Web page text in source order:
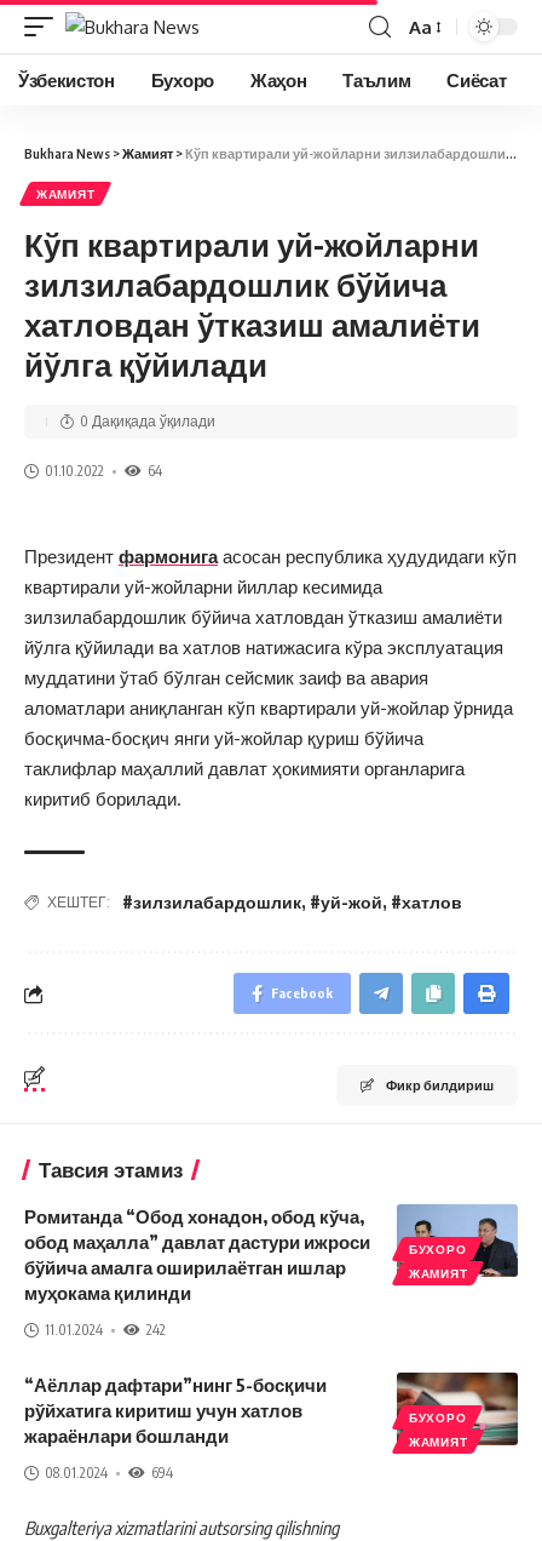
Aa
Ўзбекистон Бухоро Жаҳон Таълим Сиёсат
Bukhara News >Жамият >Кўп квартирали уй-жойларни зилзилабардошлик бўйича хатловдан ўтказиш амалиёти йўлга қўйилади
ЖАМИЯТ
Кўп квартирали уй-жойларни
зилзилабардошлик бўйича
хатловдан ўтказиш амалиёти
йўлга қўйилади
01.10.2022 64
0 Дақиқада ўқилади
Президент фармонигаасосан республика ҳудудидаги кўп
квартирали уй-жойларни йиллар кесимида
зилзилабардошлик бўйича хатловдан ўтказиш амалиёти
йўлга қўйилади ва хатлов натижасига кўра эксплуатация
муддатини ўтаб бўлган сейсмик заиф ва авария
аломатлари аниқланган кўп квартирали уй-жойлар ўрнида
босқичма-босқич янги уй-жойлар қуриш бўйича
таклифлар маҳаллий давлат ҳокимияти органларига
киритиб борилади.
ХЕШТЕГ: #зилзилабардошлик, #уй-жой, #хатлов
Facebook
Фикр билдириш
Тавсия этамиз
БУХОРО
ЖАМИЯТ
Ромитанда “Обод хонадон, обод кўча,
обод маҳалла” давлат дастури ижроси
бўйича амалга оширилаётган ишлар
муҳокама қилинди
11.01.2024 242
БУХОРО
ЖАМИЯТ
“Аёллар дафтари”нинг 5-босқичи
рўйхатига киритиш учун хатлов
жараёнлари бошланди
08.01.2024 694
Buxgalteriya xizmatlarini autsorsing qilishning